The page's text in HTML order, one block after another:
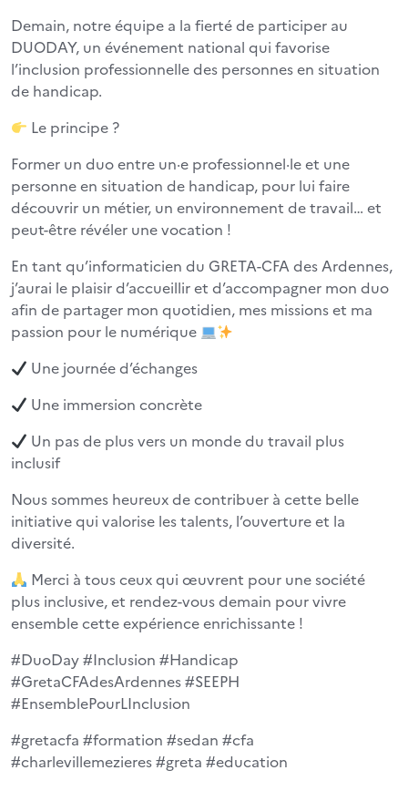
Demain, notre équipe a la fierté de participer au
DUODAY, un événement national qui favorise
l’inclusion professionnelle des personnes en situation
de handicap.
Le principe ?
Former un duo entre un·e professionnel·le et une
personne en situation de handicap, pour lui faire
découvrir un métier, un environnement de travail… et
peut-être révéler une vocation !
En tant qu’informaticien du GRETA-CFA des Ardennes,
j’aurai le plaisir d’accueillir et d’accompagner mon duo
afin de partager mon quotidien, mes missions et ma
passion pour le numérique
Une journée d’échanges
Une immersion concrète
Un pas de plus vers un monde du travail plus
inclusif
Nous sommes heureux de contribuer à cette belle
initiative qui valorise les talents, l’ouverture et la
diversité.
Merci à tous ceux qui œuvrent pour une société
plus inclusive, et rendez-vous demain pour vivre
ensemble cette expérience enrichissante !
#DuoDay #Inclusion #Handicap
#GretaCFAdesArdennes #SEEPH
#EnsemblePourLInclusion
#gretacfa #formation #sedan #cfa
#charlevillemezieres #greta #education